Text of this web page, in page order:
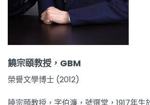
饒宗頤教授，GBM
榮譽文學博士 (2012)